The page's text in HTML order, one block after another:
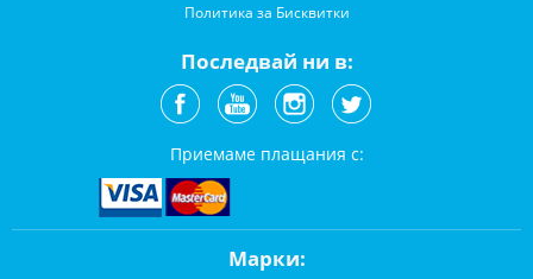
Политика за Бисквитки
Последвай ни в:
Приемаме плащания с:
Марки: